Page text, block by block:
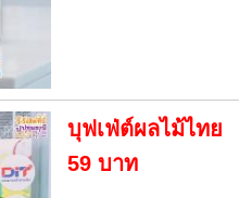
บุฟเฟ่ต์ผลไม้ไทย
59 บาท